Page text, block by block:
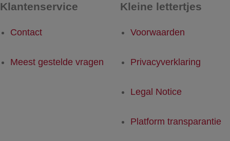
Klantenservice
Contact
Meest gestelde vragen
Kleine lettertjes
Voorwaarden
Privacyverklaring
Legal Notice
Platform transparantie